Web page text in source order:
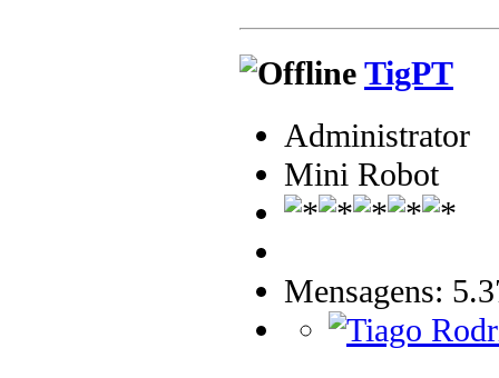
TigPT
Administrator
Mini Robot
Mensagens: